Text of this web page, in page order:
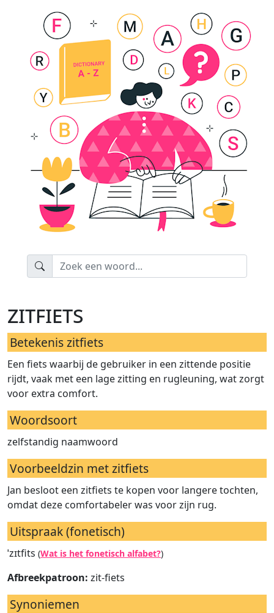
zitfiets
Betekenis zitfiets
Een fiets waarbij de gebruiker in een zittende positie
rijdt, vaak met een lage zitting en rugleuning, wat zorgt
voor extra comfort.
Woordsoort
zelfstandig naamwoord
Voorbeeldzin met zitfiets
Jan besloot een zitfiets te kopen voor langere tochten,
omdat deze comfortabeler was voor zijn rug.
Uitspraak (fonetisch)
ˈzɪtfits (Wat is het fonetisch alfabet?)
Afbreekpatroon: zit-fiets
Synoniemen